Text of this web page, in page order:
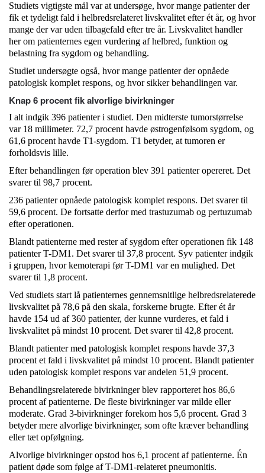
Studiets vigtigste mål var at undersøge, hvor mange patienter der
fik et tydeligt fald i helbredsrelateret livskvalitet efter ét år, og hvor
mange der var uden tilbagefald efter tre år. Livskvalitet handler
her om patienternes egen vurdering af helbred, funktion og
belastning fra sygdom og behandling.
Studiet undersøgte også, hvor mange patienter der opnåede
patologisk komplet respons, og hvor sikker behandlingen var.
Knap 6 procent fik alvorlige bivirkninger
I alt indgik 396 patienter i studiet. Den midterste tumorstørrelse
var 18 millimeter. 72,7 procent havde østrogenfølsom sygdom, og
61,6 procent havde T1-sygdom. T1 betyder, at tumoren er
forholdsvis lille.
Efter behandlingen før operation blev 391 patienter opereret. Det
svarer til 98,7 procent.
236 patienter opnåede patologisk komplet respons. Det svarer til
59,6 procent. De fortsatte derfor med trastuzumab og pertuzumab
efter operationen.
Blandt patienterne med rester af sygdom efter operationen fik 148
patienter T-DM1. Det svarer til 37,8 procent. Syv patienter indgik
i gruppen, hvor kemoterapi før T-DM1 var en mulighed. Det
svarer til 1,8 procent.
Ved studiets start lå patienternes gennemsnitlige helbredsrelaterede
livskvalitet på 78,6 på den skala, forskerne brugte. Efter ét år
havde 154 ud af 360 patienter, der kunne vurderes, et fald i
livskvalitet på mindst 10 procent. Det svarer til 42,8 procent.
Blandt patienter med patologisk komplet respons havde 37,3
procent et fald i livskvalitet på mindst 10 procent. Blandt patienter
uden patologisk komplet respons var andelen 51,9 procent.
Behandlingsrelaterede bivirkninger blev rapporteret hos 86,6
procent af patienterne. De fleste bivirkninger var milde eller
moderate. Grad 3-bivirkninger forekom hos 5,6 procent. Grad 3
betyder mere alvorlige bivirkninger, som ofte kræver behandling
eller tæt opfølgning.
Alvorlige bivirkninger opstod hos 6,1 procent af patienterne. Én
patient døde som følge af T-DM1-relateret pneumonitis.